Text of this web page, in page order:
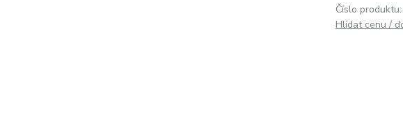
Číslo produktu:
Hlídat cenu /